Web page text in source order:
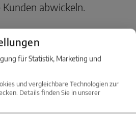
abwickeln.
für Statistik, Marketing und
und vergleichbare Technologien zur
Details finden Sie in unserer